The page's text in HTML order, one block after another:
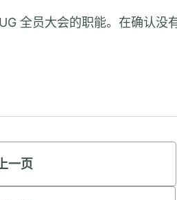
全员大会的职能。在确认
上一页